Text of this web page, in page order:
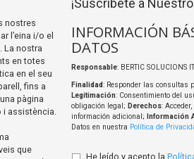
nostres
l’eina i/o el
La nostra
en totes
en el seu
fins a
pàgina
i assistència.
que
¡Suscríbete a
INFORMACIÓN
DATOS
Responsable: BERTIC SOLUCIONS
Finalidad: Responder las consultas
Legitimación: Consentimiento del
obligación legal; Derechos:
información adicional;
Información
Datos en nuestra Política de
He leído y acepto la